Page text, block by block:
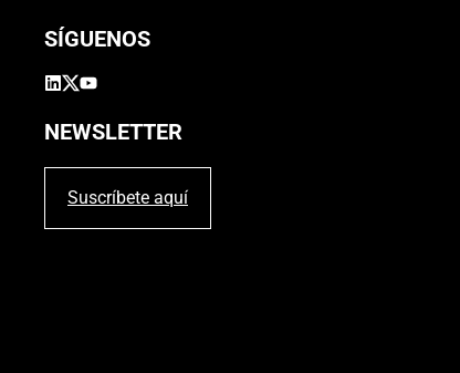
SÍGUENOS
NEWSLETTER
Suscríbete aquí